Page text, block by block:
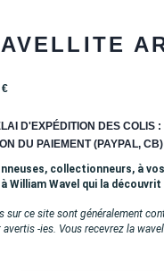
D'EXPÉDITION DES COLIS
DU PAIEMENT (PAYPAL,
collectionneurs, à
William Wavel qui la
sur ce site sont généralement
avertis -ies. Vous recevrez la